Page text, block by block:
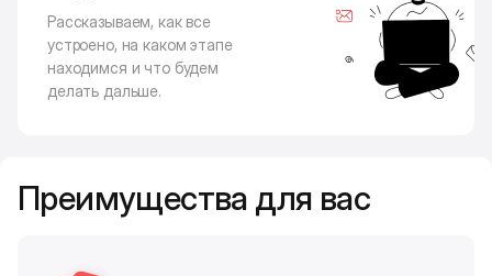
Рассказываем, как все
устроено, на каком этапе
находимся и что будем
делать дальше.
Преимущества для вас